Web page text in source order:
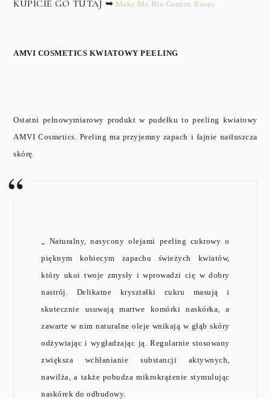
KUPICIE GO TUTAJ ➥ Make Me Bio Garden Roses
AMVI COSMETICS KWIATOWY PEELING
Ostatni pełnowymiarowy produkt w pudełku to peeling kwiatowy
AMVI Cosmetics. Peeling ma przyjemny zapach i fajnie natłuszcza
skórę.
Naturalny, nasycony olejami peeling cukrowy o
pięknym kobiecym zapachu świeżych kwiatów,
który ukoi twoje zmysły i wprowadzi cię w dobry
nastrój. Delikatne kryształki cukru masują i
skutecznie usuwają martwe komórki naskórka, a
zawarte w nim naturalne oleje wnikają w głąb skóry
odżywiając i wygładzając ją. Regularnie stosowany
zwiększa wchłanianie substancji aktywnych,
nawilża, a także pobudza mikrokrążenie stymulując
naskórek do odbudowy.